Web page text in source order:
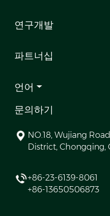
연구개발
파트너십
언어
문의하기
NO.18, Wujiang
District, Chongqing,
+86-23-6139-8061
+86-13650506873